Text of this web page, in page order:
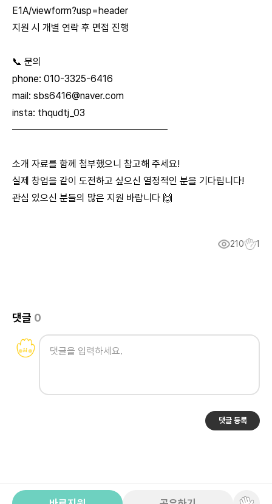
E1A/viewform?usp=header
지원 시 개별 연락 후 면접 진행
📞 문의
phone: 010-3325-6416
mail: sbs6416@naver.com
insta: thqudtj_03
━━━━━━━━━━━━━━━━
소개 자료를 함께 첨부했으니 참고해 주세요!
실제 창업을 같이 도전하고 싶으신 열정적인 분을 기다립니다!
관심 있으신 분들의 많은 지원 바랍니다 🙌
210 1
댓글 0
댓글 등록